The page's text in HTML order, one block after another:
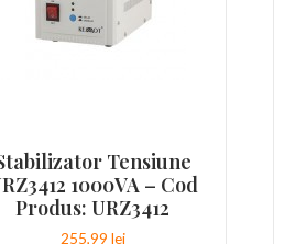
Tensiune
1000VA – Cod
Produs: URZ3412
255,99 lei